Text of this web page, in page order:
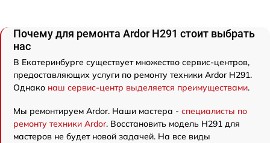
Почему для ремонта Ardor H291 стоит выбрать
нас
В Екатеринбурге существует множество сервис-центров,
предоставляющих услуги по ремонту техники Ardor H291.
Однако наш сервис-центр выделяется преимуществами.
Мы ремонтируем Ardor. Наши мастера - специалисты по
ремонту техники Ardor. Восстановить модель H291 для
мастеров не будет новой задачей. На все виды